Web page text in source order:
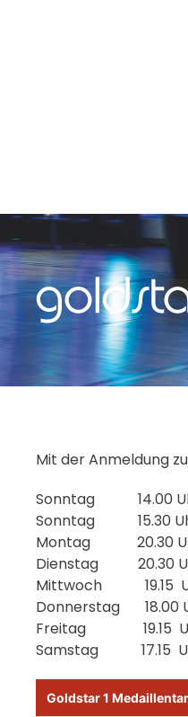
Mit der Anmeldung
Sonntag 14.00
Sonntag 15.30
Montag 20.30
Dienstag 20.30
Mittwoch 19.15
Donnerstag 18.00
Freitag 19.15
Samstag 17.15